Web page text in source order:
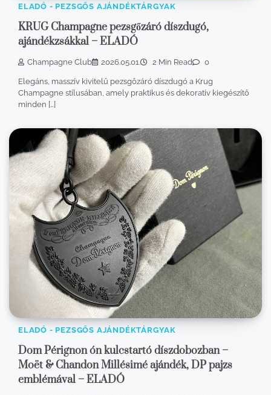
ELADÓ - PEZSGŐS AJÁNDÉKTÁRGYAK
KRUG Champagne pezsgőzáró díszdugó,
ajándékzsákkal – ELADÓ
Champagne Club 2026.05.01. 2 Min Read 0
Elegáns, masszív kivitelű pezsgőzáró díszdugó a Krug
Champagne stílusában, amely praktikus és dekoratív kiegészítő
minden […]
ELADÓ - PEZSGŐS AJÁNDÉKTÁRGYAK
Dom Pérignon ón kulcstartó díszdobozban –
Moët & Chandon Millésimé ajándék, DP pajzs
emblémával – ELADÓ